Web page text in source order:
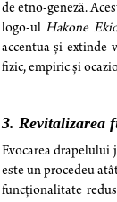
de etno-geneză.
logo-ulHakone
accentua și extinde
fizic, empiric și
3. Revitalizarea
Evocarea drapelului
este un procedeu
funcționalitate